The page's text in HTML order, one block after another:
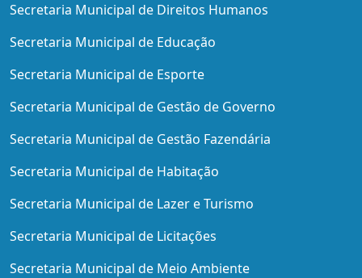
Secretaria Municipal de Direitos Humanos
Secretaria Municipal de Educação
Secretaria Municipal de Esporte
Secretaria Municipal de Gestão de Governo
Secretaria Municipal de Gestão Fazendária
Secretaria Municipal de Habitação
Secretaria Municipal de Lazer e Turismo
Secretaria Municipal de Licitações
Secretaria Municipal de Meio Ambiente